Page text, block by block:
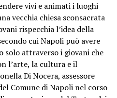
vivi e animati i luoghi
vecchia chiesa sconsacrata
rispecchia l’idea della
cui Napoli può avere
attraverso i giovani che
l’arte, la cultura e il
Di Nocera, assessore
Comune di Napoli nel corso